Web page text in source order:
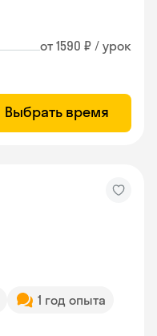
от 1590 ₽ / урок
Выбрать время
1 год опыта